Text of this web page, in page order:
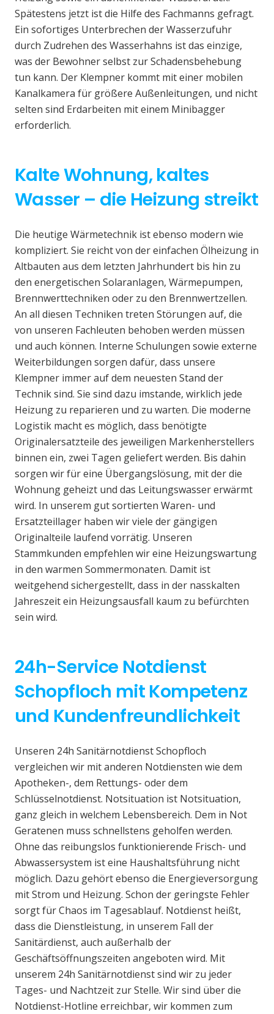
Spätestens jetzt ist die Hilfe des Fachmanns gefragt.
Ein sofortiges Unterbrechen der Wasserzufuhr
durch Zudrehen des Wasserhahns ist das einzige,
was der Bewohner selbst zur Schadensbehebung
tun kann. Der Klempner kommt mit einer mobilen
Kanalkamera für größere Außenleitungen, und nicht
selten sind Erdarbeiten mit einem Minibagger
erforderlich.
Kalte Wohnung, kaltes
Wasser – die Heizung streikt
Die heutige Wärmetechnik ist ebenso modern wie
kompliziert. Sie reicht von der einfachen Ölheizung in
Altbauten aus dem letzten Jahrhundert bis hin zu
den energetischen Solaranlagen, Wärmepumpen,
Brennwerttechniken oder zu den Brennwertzellen.
An all diesen Techniken treten Störungen auf, die
von unseren Fachleuten behoben werden müssen
und auch können. Interne Schulungen sowie externe
Weiterbildungen sorgen dafür, dass unsere
Klempner immer auf dem neuesten Stand der
Technik sind. Sie sind dazu imstande, wirklich jede
Heizung zu reparieren und zu warten. Die moderne
Logistik macht es möglich, dass benötigte
Originalersatzteile des jeweiligen Markenherstellers
binnen ein, zwei Tagen geliefert werden. Bis dahin
sorgen wir für eine Übergangslösung, mit der die
Wohnung geheizt und das Leitungswasser erwärmt
wird. In unserem gut sortierten Waren- und
Ersatzteillager haben wir viele der gängigen
Originalteile laufend vorrätig. Unseren
Stammkunden empfehlen wir eine Heizungswartung
in den warmen Sommermonaten. Damit ist
weitgehend sichergestellt, dass in der nasskalten
Jahreszeit ein Heizungsausfall kaum zu befürchten
sein wird.
24h-Service Notdienst
Schopfloch mit Kompetenz
und Kundenfreundlichkeit
Unseren 24h Sanitärnotdienst Schopfloch
vergleichen wir mit anderen Notdiensten wie dem
Apotheken-, dem Rettungs- oder dem
Schlüsselnotdienst. Notsituation ist Notsituation,
ganz gleich in welchem Lebensbereich. Dem in Not
Geratenen muss schnellstens geholfen werden.
Ohne das reibungslos funktionierende Frisch- und
Abwassersystem ist eine Haushaltsführung nicht
möglich. Dazu gehört ebenso die Energieversorgung
mit Strom und Heizung. Schon der geringste Fehler
sorgt für Chaos im Tagesablauf. Notdienst heißt,
dass die Dienstleistung, in unserem Fall der
Sanitärdienst, auch außerhalb der
Geschäftsöffnungszeiten angeboten wird. Mit
unserem 24h Sanitärnotdienst sind wir zu jeder
Tages- und Nachtzeit zur Stelle. Wir sind über die
Notdienst-Hotline erreichbar, wir kommen zum